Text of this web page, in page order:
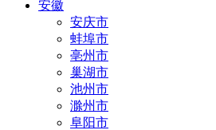
安徽
安庆市
蚌埠市
亳州市
巢湖市
池州市
滁州市
阜阳市